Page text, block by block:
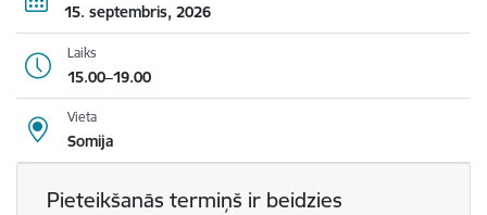
15. septembris, 2026
Laiks
15.00–19.00
Vieta
Somija
Pieteikšanās termiņš ir beidzies